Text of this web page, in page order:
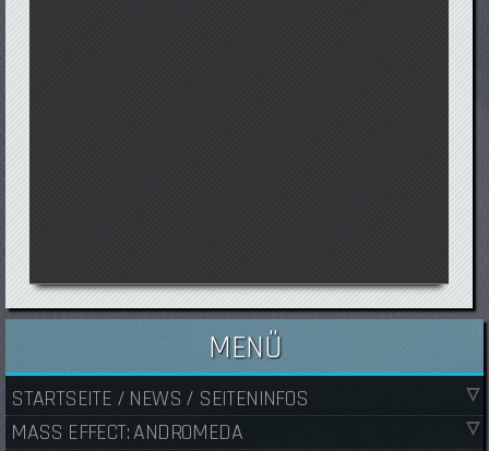
MENÜ
STARTSEITE / NEWS / SEITENINFOS
MASS EFFECT: ANDROMEDA